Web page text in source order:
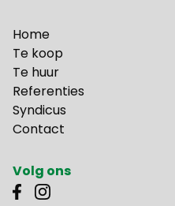
Home
Te koop
Te huur
Referenties
Syndicus
Contact
Volg ons